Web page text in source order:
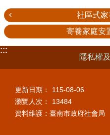
社區式
寄養家庭安
:::
隱私權
更新日期：
115-08-06
瀏覽人次：
13484
資料維護：臺南市政府社會局